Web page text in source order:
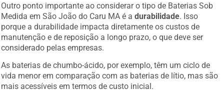
Outro ponto importante ao considerar o tipo de Baterias Sob
Medida em São João do Caru MA é adurabilidade. Isso
porque a durabilidade impacta diretamente os custos de
manutenção e de reposição a longo prazo, o que deve ser
considerado pelas empresas.
As baterias de chumbo-ácido, por exemplo, têm um ciclo de
vida menor em comparação com as baterias de lítio, mas são
mais acessíveis em termos de custo inicial.